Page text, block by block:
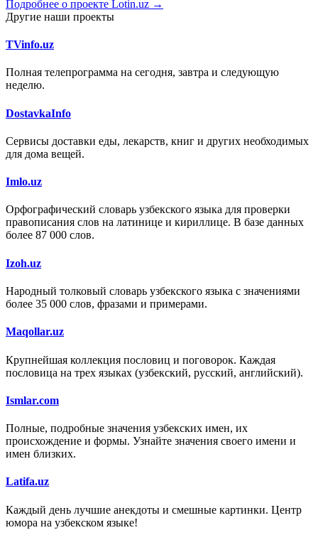
Подробнее о проекте Lotin.uz →
Другие наши проекты
TVinfo.uz
Полная телепрограмма на сегодня, завтра и следующую
неделю.
DostavkaInfo
Сервисы доставки еды, лекарств, книг и других необходимых
для дома вещей.
Imlo.uz
Орфографический словарь узбекского языка для проверки
правописания слов на латинице и кириллице. В базе данных
более 87 000 слов.
Izoh.uz
Народный толковый словарь узбекского языка с значениями
более 35 000 слов, фразами и примерами.
Maqollar.uz
Крупнейшая коллекция пословиц и поговорок. Каждая
пословица на трех языках (узбекский, русский, английский).
Ismlar.com
Полные, подробные значения узбекских имен, их
происхождение и формы. Узнайте значения своего имени и
имен близких.
Latifa.uz
Каждый день лучшие анекдоты и смешные картинки. Центр
юмора на узбекском языке!